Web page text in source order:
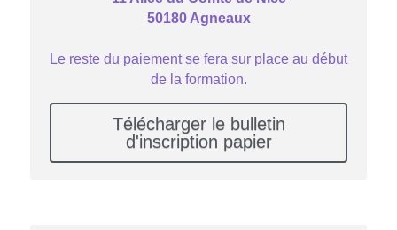
50180 Agneaux
Le reste du paiement se fera sur place au début
de la formation.
Télécharger le bulletin
d'inscription papier